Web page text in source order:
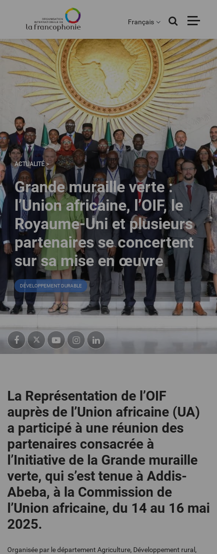
principal
Français
ACTUALITÉ >
Grande muraille verte :
l’Union africaine, l’OIF, le
Royaume-Uni et plusieurs
partenaires se concertent
sur sa mise en œuvre
DÉVELOPPEMENT DURABLE
La Représentation de l’OIF
auprès de l’Union africaine (UA)
a participé à une réunion des
partenaires consacrée à
l’Initiative de la Grande muraille
verte, qui s’est tenue à Addis-
Abeba, à la Commission de
l’Union africaine, du 14 au 16 mai
2025.
Organisée par le département Agriculture, Développement rural,